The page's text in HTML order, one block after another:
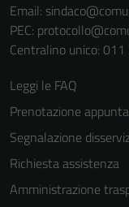
Email:
PEC:
Centralino unico:
Leggi le FAQ
Prenotazione
Segnalazione
Richiesta assistenza
Amministrazione